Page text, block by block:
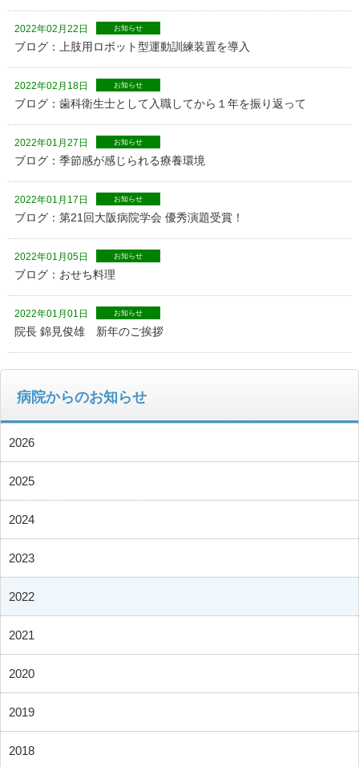
2022年02月22日 お知らせ
ブログ：上肢用ロボット型運動訓練装置を導入
2022年02月18日 お知らせ
ブログ：歯科衛生士として入職してから１年を振り返って
2022年01月27日 お知らせ
ブログ：季節感が感じられる療養環境
2022年01月17日 お知らせ
ブログ：第21回大阪病院学会 優秀演題受賞！
2022年01月05日 お知らせ
ブログ：おせち料理
2022年01月01日 お知らせ
院長 錦見俊雄 新年のご挨拶
病院からのお知らせ
2026
2025
2024
2023
2022
2021
2020
2019
2018